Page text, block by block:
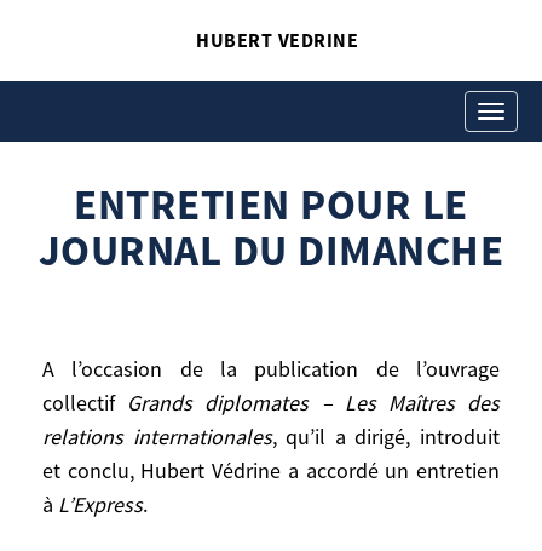
HUBERT VEDRINE
Toggle
ENTRETIEN POUR LE
JOURNAL DU DIMANCHE
A l’occasion de la publication de l’ouvrage
collectif Grands diplomates – Les Maîtres des
relations internationales, qu’il a dirigé, introduit
et conclu, Hubert Védrine a accordé un entretien
à L’Express.
ENTRETIEN POUR LE
A l’occasion de la publication de l’ouvrage
collectif